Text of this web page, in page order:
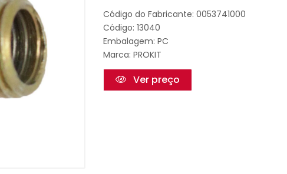
Código do Fabricante: 0053741000
Código: 13040
Embalagem: PC
Marca: PROKIT
Ver preço